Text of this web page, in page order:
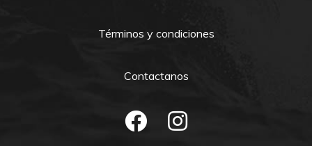
Términos y condiciones
Contactanos